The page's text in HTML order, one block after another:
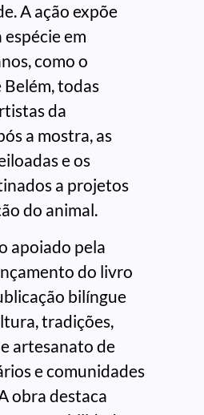
A ação expõe
em
como o
todas
da
a mostra, as
e os
a projetos
do animal.
apoiado pela
do livro
bilíngue
tradições,
artesanato de
e comunidades
obra destaca